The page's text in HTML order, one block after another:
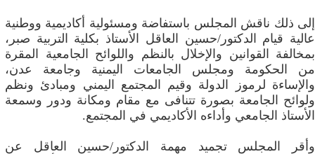
إلى ذلك ناقش المجلس باستفاضة ومسئولية أكاديمية ووطنية
عالية قيام الدكتور/حسين العاقل الأستاذ بكلية التربية صبر،
بمخالفة القوانين والإخلال بالنظم واللوائح الجامعية المقرة
من الحكومة ومجلس الجامعات اليمنية وجامعة عدن،
والإساءة لرموز الدولة وقيم المجتمع اليمني ومبادئ ونظم
ولوائح الجامعة بصورة تتنافى مع مقام ومكانة ودور وسمعة
الأستاذ الجامعي وأداءه الأكاديمي في المجتمع.
وأقر المجلس تجميد مهمة الدكتور/حسين العاقل عن